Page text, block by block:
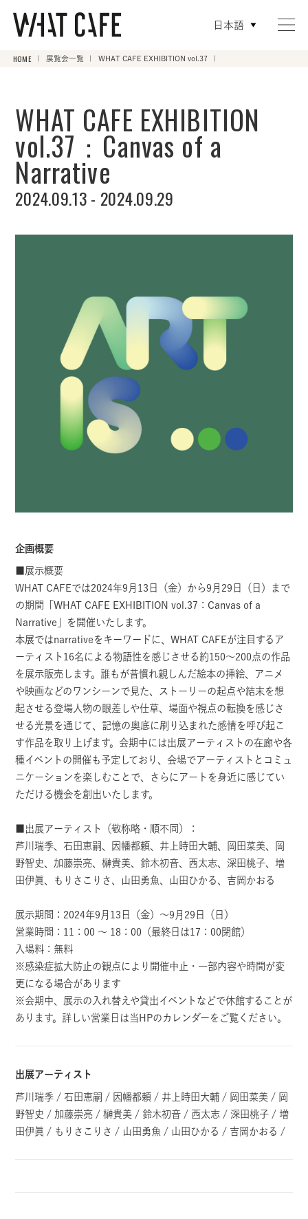
日本語
HOME 展覧会一覧 WHAT CAFE EXHIBITION vol.37
WHAT CAFE EXHIBITION
vol.37：Canvas of a
Narrative
2024.09.13 - 2024.09.29
企画概要
■展示概要
WHAT CAFEでは2024年9月13日（金）から9月29日（日）まで
の期間「WHAT CAFE EXHIBITION vol.37：Canvas of a
Narrative」を開催いたします。
本展ではnarrativeをキーワードに、WHAT CAFEが注目するア
ーティスト16名による物語性を感じさせる約150～200点の作品
を展示販売します。誰もが昔慣れ親しんだ絵本の挿絵、アニメ
や映画などのワンシーンで見た、ストーリーの起点や結末を想
起させる登場人物の眼差しや仕草、場面や視点の転換を感じさ
せる光景を通じて、記憶の奥底に刷り込まれた感情を呼び起こ
す作品を取り上げます。会期中には出展アーティストの在廊や各
種イベントの開催も予定しており、会場でアーティストとコミュ
ニケーションを楽しむことで、さらにアートを身近に感じてい
ただける機会を創出いたします。
■出展アーティスト（敬称略・順不同）：
芦川瑞季、石田恵嗣、因幡都頼、井上時田大輔、岡田菜美、岡
野智史、加藤崇亮、榊貴美、鈴木初音、西太志、深田桃子、増
田伊眞、もりさこりさ、山田勇魚、山田ひかる、吉岡かおる
展示期間：2024年9月13日（金）～9月29日（日）
営業時間：11：00 ～ 18：00（最終日は17：00閉館）
入場料：無料
※感染症拡大防止の観点により開催中止・一部内容や時間が変
更になる場合があります
※会期中、展示の入れ替えや貸出イベントなどで休館することが
あります。詳しい営業日は当HPのカレンダーをご覧ください。
出展アーティスト
芦川瑞季 / 石田恵嗣 / 因幡都頼 / 井上時田大輔 / 岡田菜美 / 岡
野智史 / 加藤崇亮 / 榊貴美 / 鈴木初音 / 西太志 / 深田桃子 / 増
田伊眞 / もりさこりさ / 山田勇魚 / 山田ひかる / 吉岡かおる /